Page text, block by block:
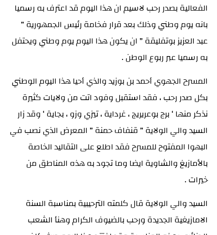
الفعالية بصدر رحب لاسيم ان هذا اليوم قد اعترف به رسميا
بانه يوم وطني وذلك بعد قرار فخامة رئيس الجمهورية ”
عبد العزيز بوتفليقة ” ان يكون هذا اليوم يوم وطني ويحتفل
به رسميا عبر ربوع الوطن .
المسرح الجهوي أحمد بن بوزيد والذي أحيا هذا اليوم الوطني
بكل صدر رحب ، فقد استقبل وفود اتت من ولايات كثيرة
نذكر منها ‘ برج بوعريريج ، غرداية ، تيزي وزو ، بجاية ‘ وقد زار
السيد والي الولاية ” قنفاف حمنة ” المعرض الذي نصب في
البهوا المفتوح للمسرح فقد اطلع على التقاليد الخاصة
بالأمازيغ والشاوية ايضا وما تجود به هذه المناطق من
خيرات .
السيد والي الولاية قال كلمته الترحيبية بمناسبة السنة
الامازيغية الجديدة ورحب بالضيوف الكرام وهنأ الشعب